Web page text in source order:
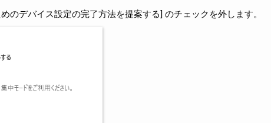
のデバイス設定の完了方法を提案する] のチェックを外します。